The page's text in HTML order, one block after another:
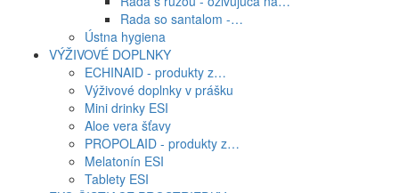
Rada so santalom -…
Ústna hygiena
VÝŽIVOVÉ DOPLNKY
ECHINAID - produkty z…
Výživové doplnky v prášku
Mini drinky ESI
Aloe vera šťavy
PROPOLAID - produkty z…
Melatonín ESI
Tablety ESI